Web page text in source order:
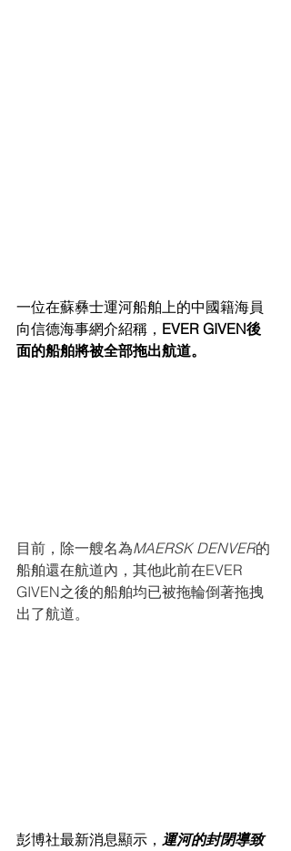
一位在蘇彝士運河船舶上的中國籍海員
向信德海事網介紹稱， EVER GIVEN後
面的船舶將被全部拖出航道。
目前，除一艘名為MAERSK DENVER的
船舶還在航道內，其他此前在EVER
GIVEN之後的船舶均已被拖輪倒著拖拽
出了航道。
彭博社最新消息顯示， 運河的封閉導致